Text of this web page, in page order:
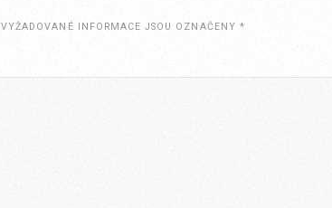
VYŽADOVANÉ INFORMACE JSOU OZNAČENY *